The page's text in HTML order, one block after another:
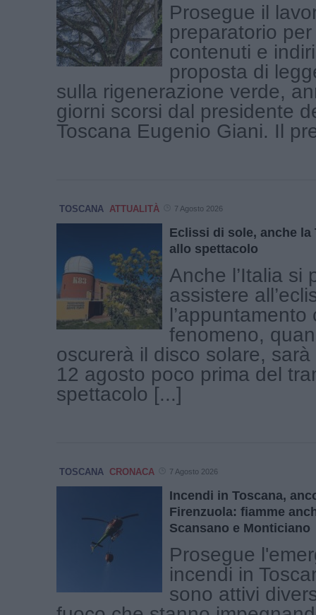
Prosegue il
preparatorio
contenuti e
proposta di
sulla rigenerazione verde,
giorni scorsi dal presidente
Toscana Eugenio Giani. Il
TOSCANA ATTUALITÀ 7 Agosto 2026
Eclissi di sole, anche la
allo spettacolo
Anche l’Italia si
assistere
l’appuntamento
fenomeno,
oscurerà il disco solare,
12 agosto poco prima del
spettacolo [...]
TOSCANA CRONACA 7 Agosto 2026
Incendi in Toscana,
Firenzuola: fiamme
Scansano e Monticiano
Prosegue
incendi in
sono attivi